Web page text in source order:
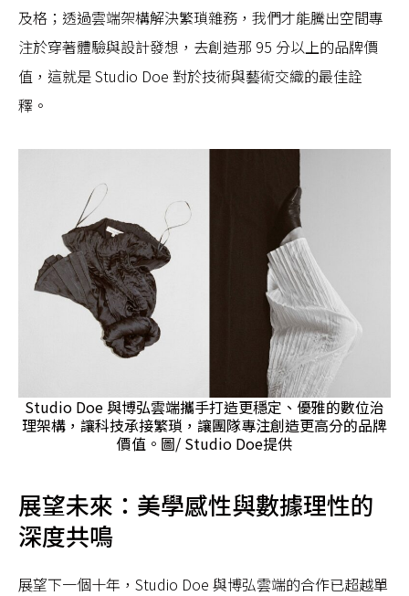
及格；透過雲端架構解決繁瑣雜務，我們才能騰出空間專
注於穿著體驗與設計發想，去創造那 95 分以上的品牌價
值，這就是 Studio Doe 對於技術與藝術交織的最佳詮
釋。
Studio Doe 與博弘雲端攜手打造更穩定、優雅的數位治
理架構，讓科技承接繁瑣，讓團隊專注創造更高分的品牌
價值。圖/ Studio Doe提供
展望未來：美學感性與數據理性的
深度共鳴
展望下一個十年，Studio Doe 與博弘雲端的合作已超越單